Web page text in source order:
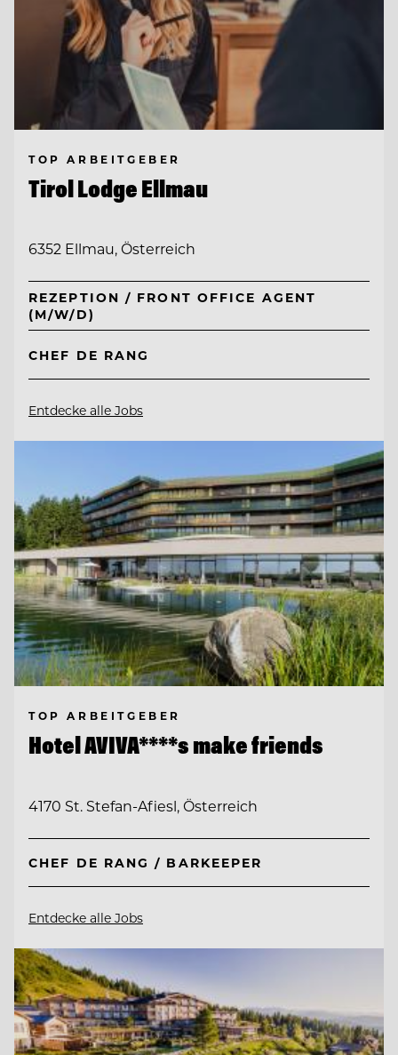
TOP ARBEITGEBER
Tirol Lodge Ellmau
6352 Ellmau, Österreich
REZEPTION / FRONT OFFICE AGENT
(M/W/D)
CHEF DE RANG
Entdecke alle Jobs
TOP ARBEITGEBER
Hotel AVIVA****s make friends
4170 St. Stefan-Afiesl, Österreich
CHEF DE RANG / BARKEEPER
Entdecke alle Jobs